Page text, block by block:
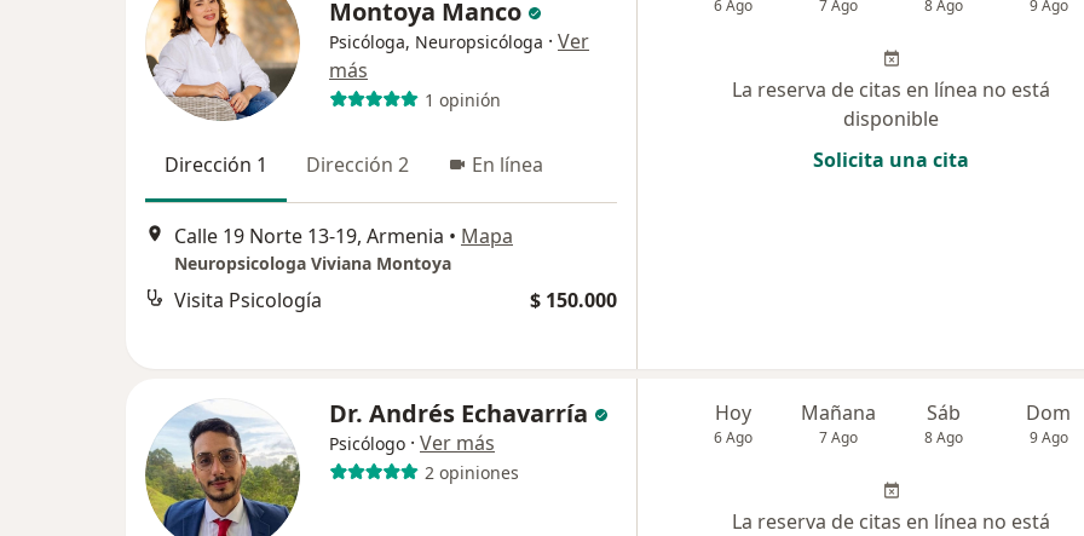
Montoya Manco
Psicóloga, Neuropsicóloga · Ver
más
1 opinión
Dirección 1 Dirección 2 En línea
Calle 19 Norte 13-19, Armenia • Mapa
Neuropsicologa Viviana Montoya
Visita Psicología $ 150.000
6 Ago 7 Ago 8 Ago 9 Ago
La reserva de citas en línea no está
disponible
Solicita una cita
Dr. Andrés Echavarría
Psicólogo · Ver más
2 opiniones
Hoy
6 Ago
Mañana
7 Ago
Sáb
8 Ago
Dom
9 Ago
La reserva de citas en línea no está